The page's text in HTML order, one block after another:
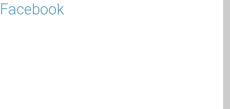
Facebook